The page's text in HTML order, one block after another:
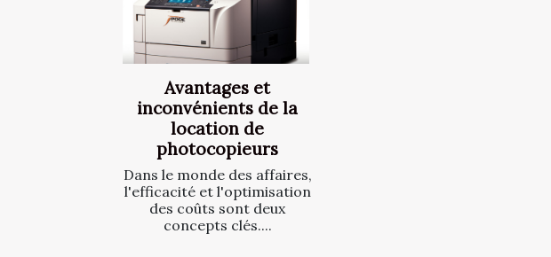
Avantages et
inconvénients de la
location de
photocopieurs
Dans le monde des affaires,
l'efficacité et l'optimisation
des coûts sont deux
concepts clés....